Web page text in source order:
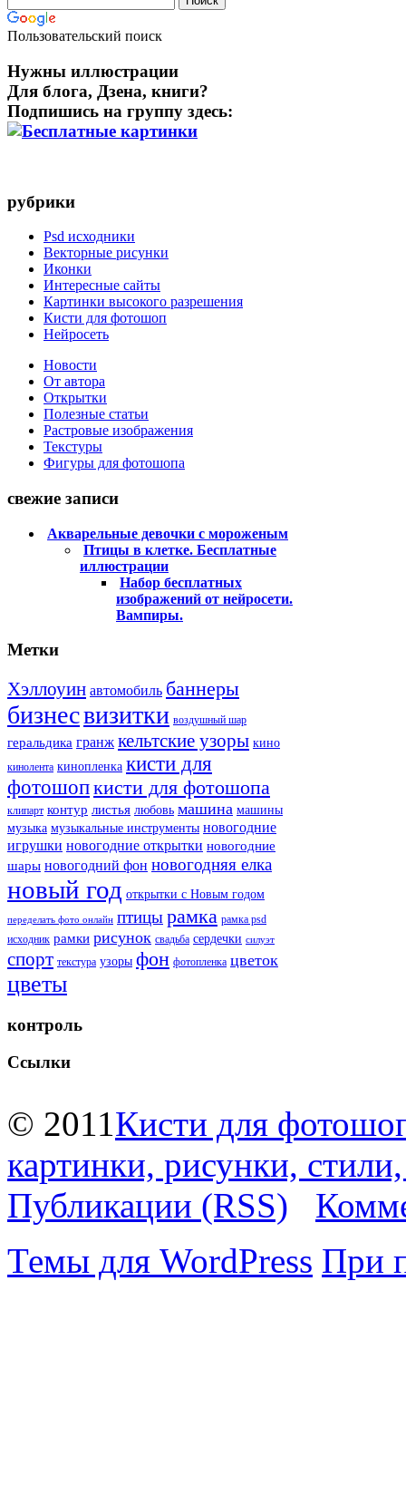
Пользовательский поиск
Нужны иллюстрации
Для блога, Дзена, книги?
Подпишись на группу здесь:
рубрики
Psd исходники
Векторные рисунки
Иконки
Интересные сайты
Картинки высокого разрешения
Кисти для фотошоп
Нейросеть
Новости
От автора
Открытки
Полезные статьи
Растровые изображения
Текстуры
Фигуры для фотошопа
свежие записи
Акварельные девочки с мороженым
Птицы в клетке. Бесплатные
иллюстрации
Набор бесплатных
изображений от нейросети.
Вампиры.
Метки
Хэллоуин автомобиль баннеры
бизнесвизитки воздушный шар
геральдика гранж кельтские узоры кино
кинолента кинопленка кисти для
фотошопкисти для фотошопа
клипарт контур листья любовь машина машины
музыка музыкальные инструменты новогодние
игрушки новогодние открытки новогодние
шары новогодний фон новогодняя елка
новый год открытки с Новым годом
переделать фото онлайн птицырамка рамка psd
исходник рамки рисунок свадьба сердечки силуэт
спорт текстура узоры фон фотопленка цветок
цветы
контроль
Ссылки
© 2011Кисти для
картинки, рисунки,
Публикации (RSS)
Темы для WordPress При